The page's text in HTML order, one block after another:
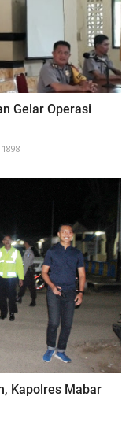
Gelar Operasi
1898
Kapolres Mabar